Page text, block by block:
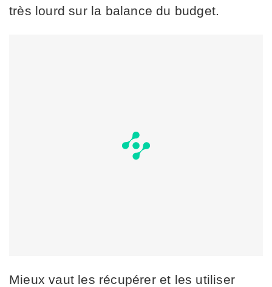
très lourd sur la balance du budget.
Mieux vaut les récupérer et les utiliser